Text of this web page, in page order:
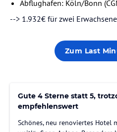
Abflughafen: Köln/Bonn
--> 1.932€ für zwei
Zum Last
Gute 4 Sterne statt 5,
empfehlenswert
Schönes, neu renoviertes Hotel